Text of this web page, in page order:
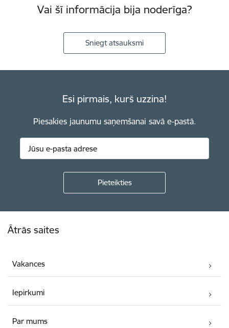
Vai šī informācija bija noderīga?
Sniegt atsauksmi
Esi pirmais, kurš uzzina!
Piesakies jaunumu saņemšanai savā e-pastā.
Ātrās saites
Vakances
Iepirkumi
Par mums